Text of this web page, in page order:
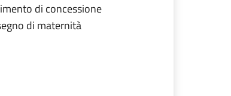
di concessione
di maternità